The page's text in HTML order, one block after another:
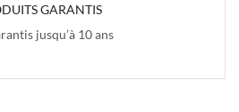
GARANTIS
jusqu’à 10 ans